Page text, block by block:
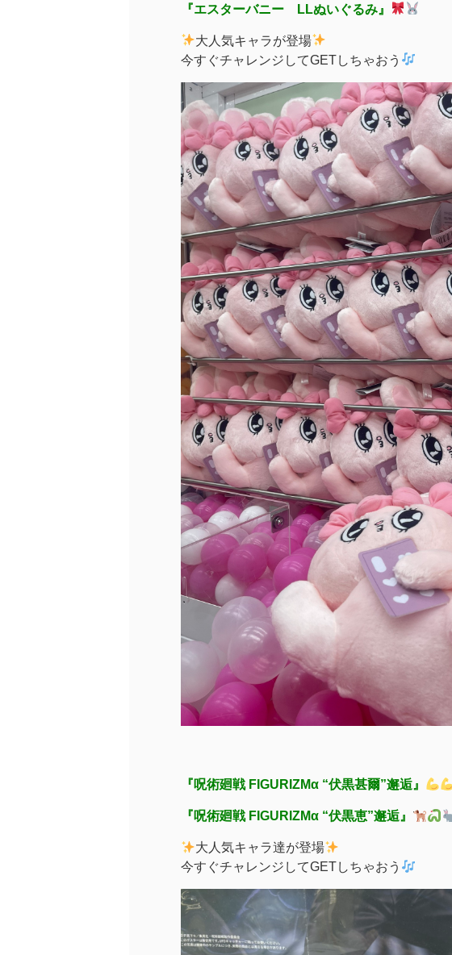
『エスターバニー LLぬいぐるみ』
大人気キャラが登場
今すぐチャレンジしてGETしちゃおう
『呪術廻戦 FIGURIZMα “伏黒甚爾”邂逅』
『呪術廻戦 FIGURIZMα “伏黒恵”邂逅』
大人気キャラ達が登場
今すぐチャレンジしてGETしちゃおう